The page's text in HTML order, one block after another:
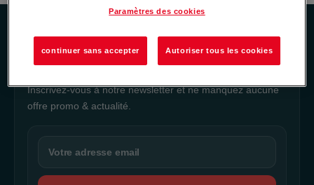
NEWSLETTER
Ne manquez rien de notre actualité
Inscrivez-vous à notre newsletter et ne manquez aucune
offre promo & actualité.
Paramètres des cookies
continuer sans accepter Autoriser tous les cookies